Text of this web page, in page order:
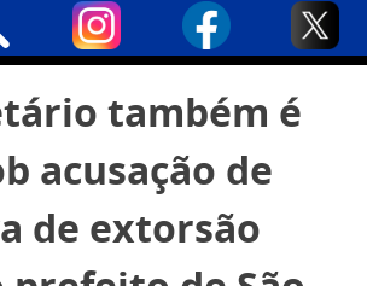
também é
acusação de
de extorsão